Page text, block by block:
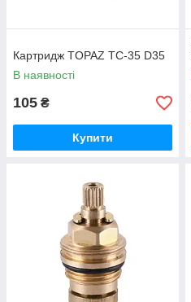
Картридж TOPAZ TC-35 D35
В наявності
105 ₴
Купити